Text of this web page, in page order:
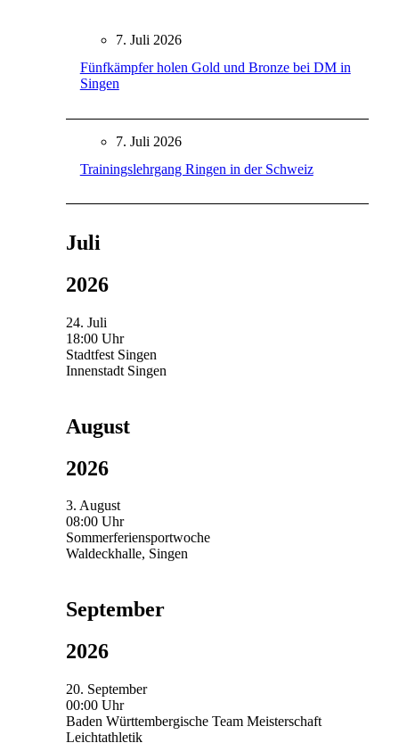
7. Juli 2026
Fünfkämpfer holen Gold und Bronze bei DM in
Singen
7. Juli 2026
Trainingslehrgang Ringen in der Schweiz
Juli
2026
24. Juli
18:00 Uhr
Stadtfest Singen
Innenstadt Singen
August
2026
3. August
08:00 Uhr
Sommerferiensportwoche
Waldeckhalle, Singen
September
2026
20. September
00:00 Uhr
Baden Württembergische Team Meisterschaft
Leichtathletik